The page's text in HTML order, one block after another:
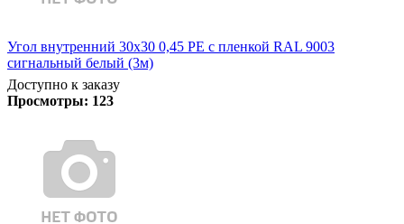
Угол внутренний 30х30 0,45 PE с пленкой RAL 9003
сигнальный белый (3м)
Доступно к заказу
Просмотры: 123